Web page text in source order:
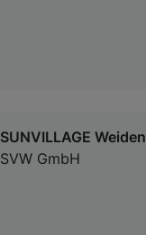
SUNVILLAGE Weiden
SVW GmbH